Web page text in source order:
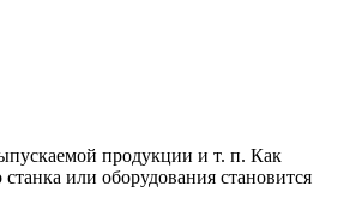
продукции и т. п. Как
или оборудования становится